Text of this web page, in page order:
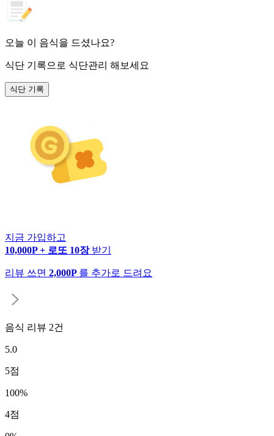
오늘 이 음식을 드셨나요?
식단 기록으로 식단관리 해보세요
식단 기록
지금 가입하고
10,000P + 로또 10장 받기
리뷰 쓰면 2,000P 를 추가로 드려요
음식 리뷰 2건
5.0
5점
100%
4점